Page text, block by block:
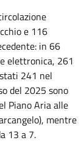
e 116
in 66
elettronica, 261
241 nel
del 2025 sono
Piano Aria alle
mentre
13 a 7.